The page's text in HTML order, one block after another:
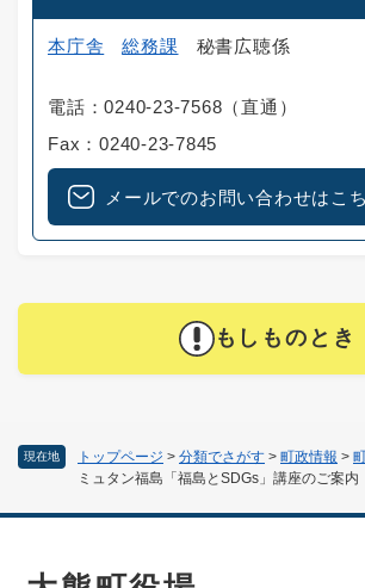
現在地 トップページ > 分類でさがす > 町政情報 >
ミュタン福島「福島とSDGs」講座のご案内
本庁舎 総務課 秘書広聴係
電話：0240-23-7568（直通）
Fax：0240-23-7845
メールでのお問い合わせはこ
もしものとき